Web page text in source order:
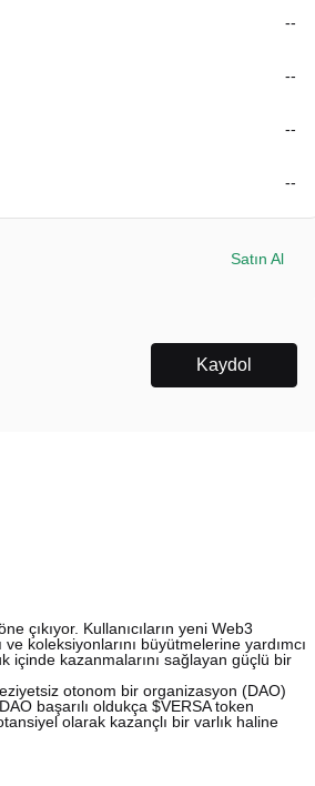
--
--
--
--
Satın Al
Kaydol
çıkıyor. Kullanıcıların yeni Web3
koleksiyonlarını büyütmelerine yardımcı
içinde kazanmalarını sağlayan güçlü bir
otonom bir organizasyon (DAO)
başarılı oldukça $VERSA token
olarak kazançlı bir varlık haline